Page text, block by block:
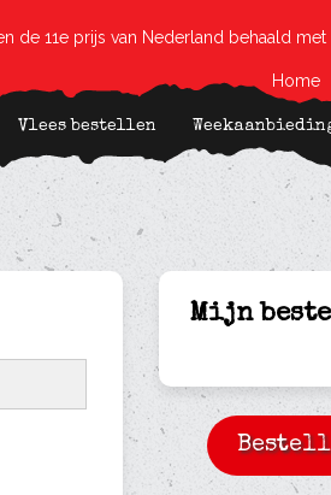
de 11e prijs van Nederland behaald
Home
Vlees bestellen
Mijn